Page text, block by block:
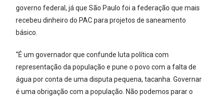
governo federal, já que São Paulo foi a federação que mais
recebeu dinheiro do PAC para projetos de saneamento
básico.
“É um governador que confunde luta política com
representação da população e pune o povo com a falta de
água por conta de uma disputa pequena, tacanha. Governar
é uma obrigação com a população. Não podemos parar o